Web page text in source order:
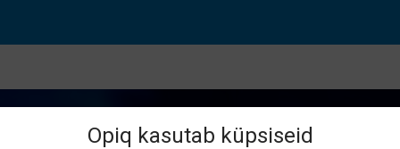
Opiq kasutab küpsiseid